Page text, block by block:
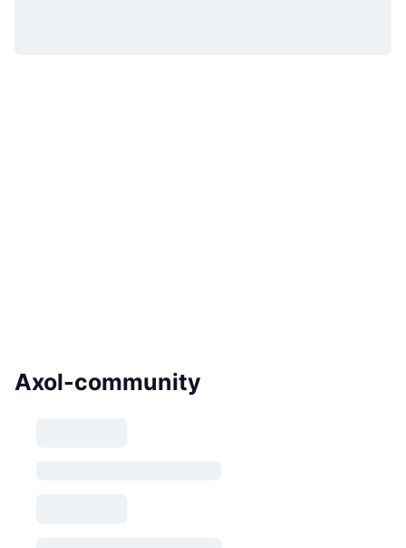
Axol-community